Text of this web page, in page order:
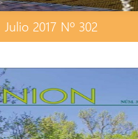
Julio 2017 Nº 302